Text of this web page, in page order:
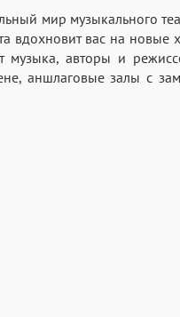
мир музыкального
вдохновит вас на
музыка, авторы и
аншлаговые залы с